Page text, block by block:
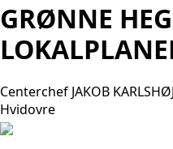
GRØNNE
Centerchef JAKOB
Hvidovre